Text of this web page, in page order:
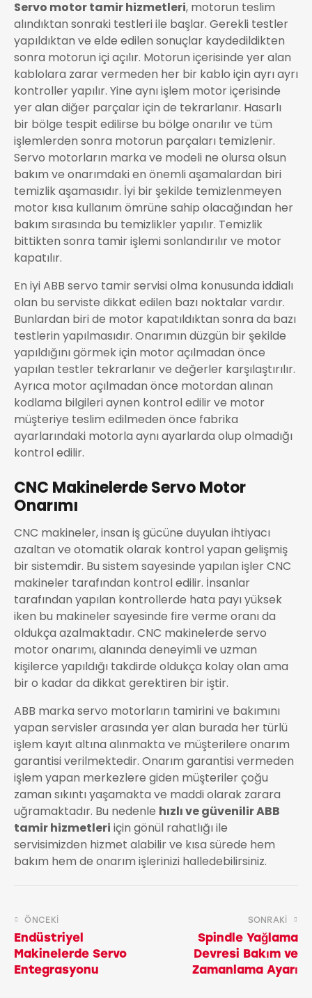
Servo motor tamir hizmetleri, motorun teslim
alındıktan sonraki testleri ile başlar. Gerekli testler
yapıldıktan ve elde edilen sonuçlar kaydedildikten
sonra motorun içi açılır. Motorun içerisinde yer alan
kablolara zarar vermeden her bir kablo için ayrı ayrı
kontroller yapılır. Yine aynı işlem motor içerisinde
yer alan diğer parçalar için de tekrarlanır. Hasarlı
bir bölge tespit edilirse bu bölge onarılır ve tüm
işlemlerden sonra motorun parçaları temizlenir.
Servo motorların marka ve modeli ne olursa olsun
bakım ve onarımdaki en önemli aşamalardan biri
temizlik aşamasıdır. İyi bir şekilde temizlenmeyen
motor kısa kullanım ömrüne sahip olacağından her
bakım sırasında bu temizlikler yapılır. Temizlik
bittikten sonra tamir işlemi sonlandırılır ve motor
kapatılır.
En iyi ABB servo tamir servisiolma konusunda iddialı
olan bu serviste dikkat edilen bazı noktalar vardır.
Bunlardan biri de motor kapatıldıktan sonra da bazı
testlerin yapılmasıdır. Onarımın düzgün bir şekilde
yapıldığını görmek için motor açılmadan önce
yapılan testler tekrarlanır ve değerler karşılaştırılır.
Ayrıca motor açılmadan önce motordan alınan
kodlama bilgileri aynen kontrol edilir ve motor
müşteriye teslim edilmeden önce fabrika
ayarlarındaki motorla aynı ayarlarda olup olmadığı
kontrol edilir.
CNC Makinelerde Servo Motor
Onarımı
CNC makineler, insan iş gücüne duyulan ihtiyacı
azaltan ve otomatik olarak kontrol yapan gelişmiş
bir sistemdir. Bu sistem sayesinde yapılan işler CNC
makineler tarafından kontrol edilir. İnsanlar
tarafından yapılan kontrollerde hata payı yüksek
iken bu makineler sayesinde fire verme oranı da
oldukça azalmaktadır. CNC makinelerde servo
motor onarımı, alanında deneyimli ve uzman
kişilerce yapıldığı takdirde oldukça kolay olan ama
bir o kadar da dikkat gerektiren bir iştir.
ABB marka servo motorların tamirini ve bakımını
yapan servisler arasında yer alan burada her türlü
işlem kayıt altına alınmakta ve müşterilere onarım
garantisi verilmektedir. Onarım garantisi vermeden
işlem yapan merkezlere giden müşteriler çoğu
zaman sıkıntı yaşamakta ve maddi olarak zarara
uğramaktadır. Bu nedenle hızlı ve güvenilir ABB
tamir hizmetleri için gönül rahatlığı ile
servisimizden hizmet alabilir ve kısa sürede hem
bakım hem de onarım işlerinizi halledebilirsiniz.
ÖNCEKI
Endüstriyel
Makinelerde Servo
Entegrasyonu
SONRAKI
Spindle Yağlama
Devresi Bakım ve
Zamanlama Ayarı